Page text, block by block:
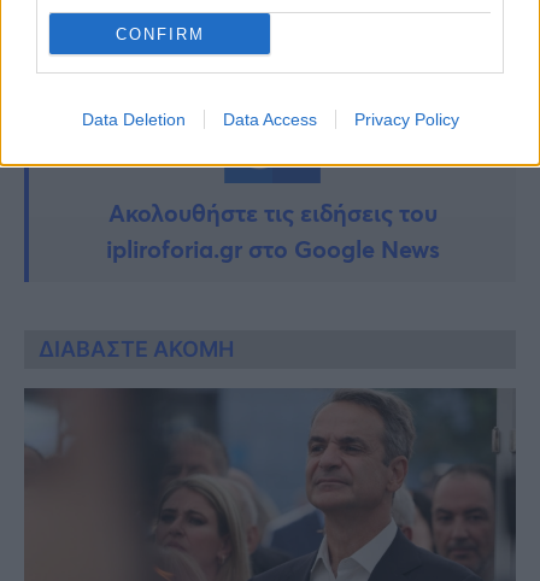
CONFIRM
Data Deletion Data Access Privacy Policy
Ακολουθήστε τις ειδήσεις του
ipliroforia.gr στο Google News
ΔΙΑΒΑΣΤΕ ΑΚΟΜΗ